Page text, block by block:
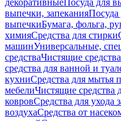
декоративныеПосуда для
выпечки, запеканияПосуда
выпечкиБумага, фольга,
химияСредства для стирки
машинУниверсальные,
средстваЧистящие
средства для ванной и
кухниСредства для мытья
мебелиЧистящие средства
ковровСредства для ухода
воздухаСредства от